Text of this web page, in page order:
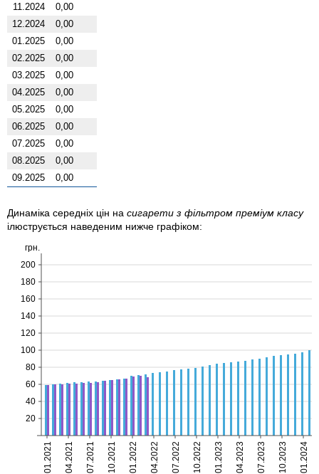
11.2024
0,00
12.2024
0,00
01.2025
0,00
02.2025
0,00
03.2025
0,00
04.2025
0,00
05.2025
0,00
06.2025
0,00
07.2025
0,00
08.2025
0,00
09.2025
0,00
Динаміка середніх цін на сигарети з фільтром преміум класу
ілюструється наведеним нижче графіком:
Україна
Донецкая
01.2021 04.2021 07.2021 10.2021 01.2022 04.2022 07.2022 10.2022 01.2023 04.2023 07.2023 10.2023 01.2024
20
40
60
80
100
120
140
160
180
200
грн.